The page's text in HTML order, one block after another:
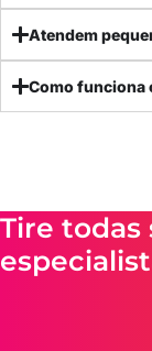
Atendem
Como funciona
Tire todas